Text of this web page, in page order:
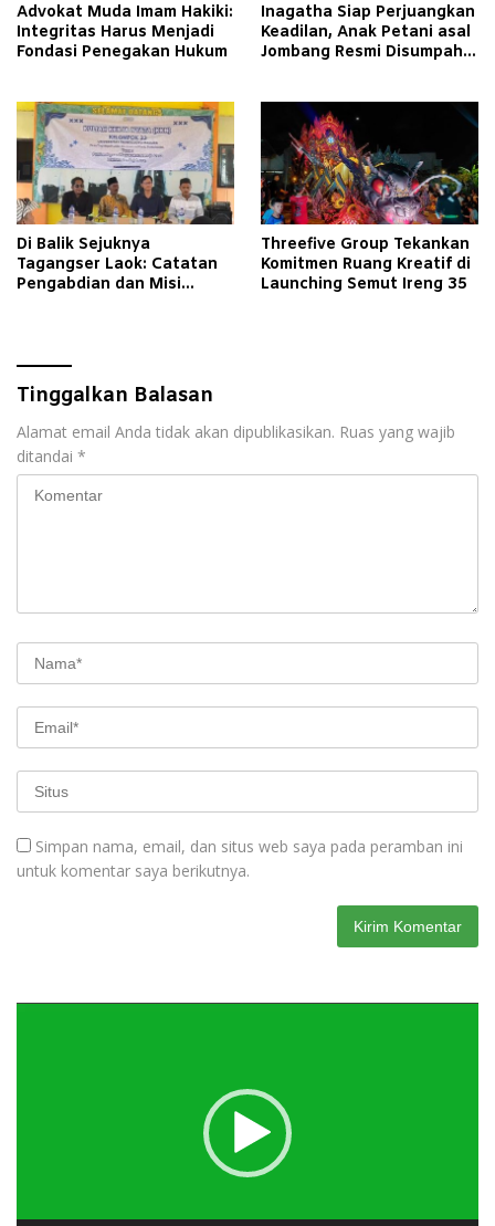
Advokat Muda Imam Hakiki:
Integritas Harus Menjadi
Fondasi Penegakan Hukum
Inagatha Siap Perjuangkan
Keadilan, Anak Petani asal
Jombang Resmi Disumpah
Di Balik Sejuknya
Tagangser Laok: Catatan
Pengabdian dan Misi
Threefive Group Tekankan
Komitmen Ruang Kreatif di
Launching Semut Ireng 35
Tinggalkan Balasan
Alamat email Anda tidak akan dipublikasikan. Ruas yang wajib
ditandai *
Simpan nama, email, dan situs web saya pada peramban ini
untuk komentar saya berikutnya.